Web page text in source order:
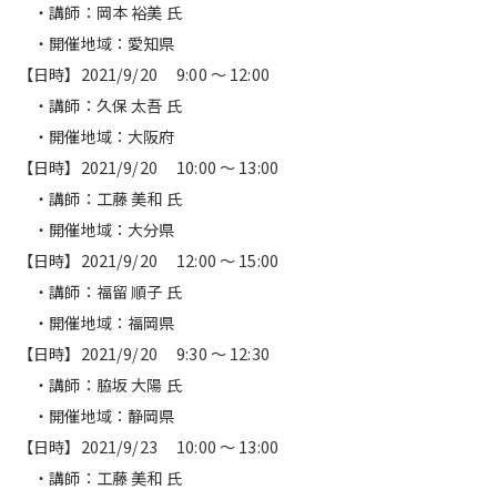
・講師：岡本 裕美 氏
・開催地域：愛知県
【日時】2021/9/20 9:00 ～ 12:00
・講師：久保 太吾 氏
・開催地域：大阪府
【日時】2021/9/20 10:00 ～ 13:00
・講師：工藤 美和 氏
・開催地域：大分県
【日時】2021/9/20 12:00 ～ 15:00
・講師：福留 順子 氏
・開催地域：福岡県
【日時】2021/9/20 9:30 ～ 12:30
・講師：脇坂 大陽 氏
・開催地域：静岡県
【日時】2021/9/23 10:00 ～ 13:00
・講師：工藤 美和 氏